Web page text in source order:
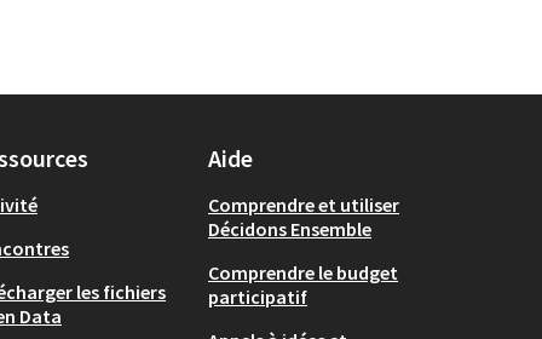
les fichiers
Data
Aide
Comprendre et utiliser
Décidons Ensemble
Comprendre le budget
participatif